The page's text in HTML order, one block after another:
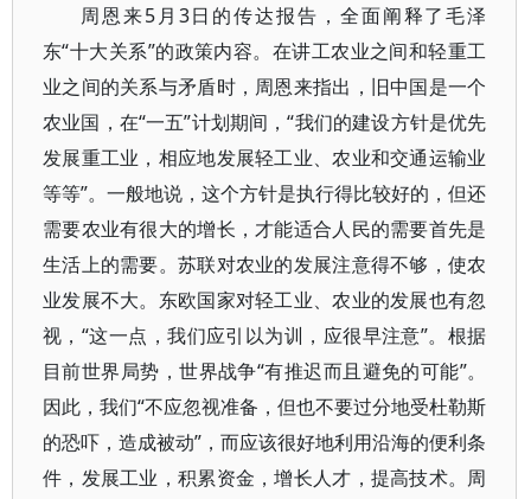
周恩来5月3日的传达报告，全面阐释了毛泽
东“十大关系”的政策内容。在讲工农业之间和轻重工
业之间的关系与矛盾时，周恩来指出，旧中国是一个
农业国，在“一五”计划期间，“我们的建设方针是优先
发展重工业，相应地发展轻工业、农业和交通运输业
等等”。一般地说，这个方针是执行得比较好的，但还
需要农业有很大的增长，才能适合人民的需要首先是
生活上的需要。苏联对农业的发展注意得不够，使农
业发展不大。东欧国家对轻工业、农业的发展也有忽
视，“这一点，我们应引以为训，应很早注意”。根据
目前世界局势，世界战争“有推迟而且避免的可能”。
因此，我们“不应忽视准备，但也不要过分地受杜勒斯
的恐吓，造成被动”，而应该很好地利用沿海的便利条
件，发展工业，积累资金，增长人才，提高技术。周